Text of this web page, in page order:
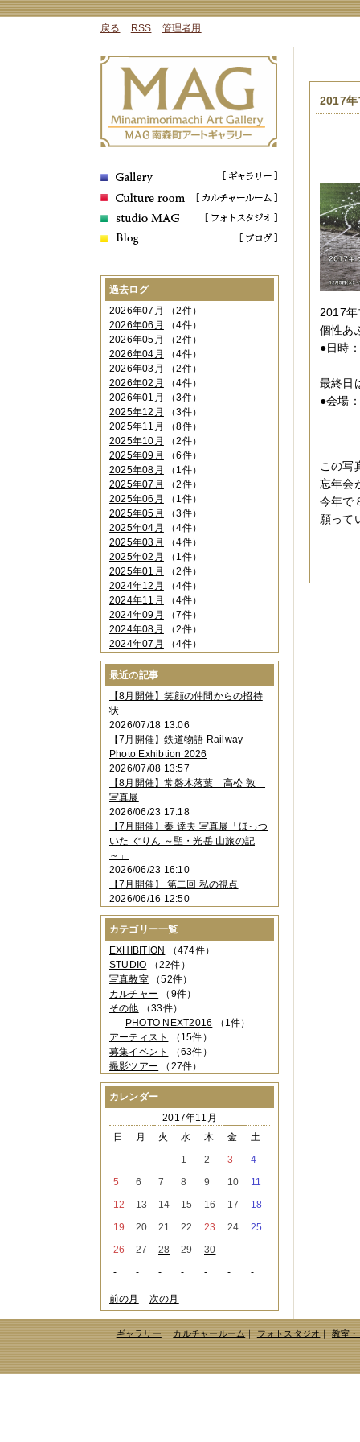
戻る RSS 管理者用
2017年
2017
個性あ
●日時
最終日
●会場
この写
忘年会
今年で
願って
過去ログ
2026年07月
（2件）
2026年06月
（4件）
2026年05月
（2件）
2026年04月
（4件）
2026年03月
（2件）
2026年02月
（4件）
2026年01月
（3件）
2025年12月
（3件）
2025年11月
（8件）
2025年10月
（2件）
2025年09月
（6件）
2025年08月
（1件）
2025年07月
（2件）
2025年06月
（1件）
2025年05月
（3件）
2025年04月
（4件）
2025年03月
（4件）
2025年02月
（1件）
2025年01月
（2件）
2024年12月
（4件）
2024年11月
（4件）
2024年09月
（7件）
2024年08月
（2件）
2024年07月
（4件）
2024年06月（4件）
2024年04月
2024年03月（3件）
2024年02月（2件）
2023年12月
2023年11月 （4件）
2023年10月（3件）
2023年09月（4件）
2023年08月 （1件）
2023年06月（3件）
2023年05月
2023年04月 （2件）
2023年03月（5件）
2023年02月（3件）
2023年01月
2022年12月 （3件）
2022年11月（2件）
2022年10月（4件）
2022年09月（2件）
2022年08月
（3件）
2022年07月（3件）
2022年05月（4件）
2022年04月（2件）
2022年03月
（5件）
2022年02月（3件）
2022年01月（3件）
2021年12月（2件）
2021年11月（3件）
2021年10月
（1件）
2021年08月
2021年07月（1件）
2021年06月（3件）
2021年05月（2件）
（3件）
2021年02月 （1件）
2020年12月（3件）
2020年11月（6件）
2020年09月（5件）
2020年06月（2件）
2020年04月（4件）
2020年03月（9件）
2020年02月（3件）
2020年01月（5件）
2019年12月（3件）
最近の記事
【8月開催】笑顔の仲間からの招待
状
2026/07/18 13:06
【7月開催】鉄道物語 Railway
Photo Exhibtion 2026
2026/07/08 13:57
【8月開催】常磐木落葉 高松 敦
写真展
2026/06/23 17:18
【7月開催】秦 達夫 写真展「ほっつ
いた ぐりん ～聖・光岳 山旅の記
～」
2026/06/23 16:10
【7月開催】 第二回 私の視点
2026/06/16 12:50
カテゴリー一覧
EXHIBITION （474件）
STUDIO （22件）
写真教室（52件）
カルチャー （9件）
その他 （33件）
PHOTO NEXT2016 （1件）
アーティスト
（15件）
募集イベント
（63件）
撮影ツアー （27件）
カレンダー
2017年11月
日
月 火 水 木 金
土
-
- - 1 2 3
4
5
6 7 8 9 10
11
12
13 14 15 16 17
18
19
20 21 22 23 24
25
26
27 28 29 30 -
-
-
- - - - - -
前の月 次の月
ギャラリー｜ カルチャールーム｜ フォトスタジオ｜ 教室